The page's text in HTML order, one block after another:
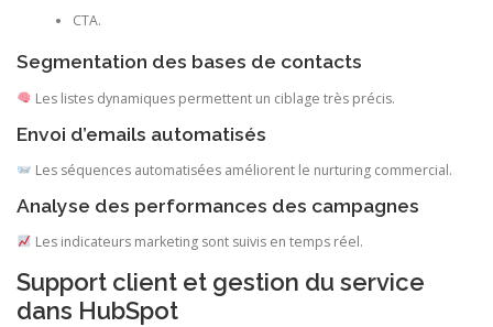
CTA.
Segmentation des bases de contacts
Les listes dynamiques permettent un ciblage très précis.
Envoi d’emails automatisés
Les séquences automatisées améliorent le nurturing commercial.
Analyse des performances des campagnes
Les indicateurs marketing sont suivis en temps réel.
Support client et gestion du service
dans HubSpot